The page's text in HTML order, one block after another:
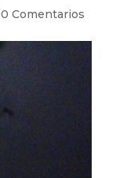
0 Comentarios